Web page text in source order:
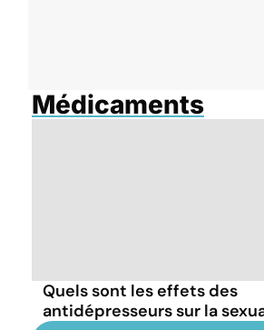
Médicaments
Quels sont les effets des
antidépresseurs sur la